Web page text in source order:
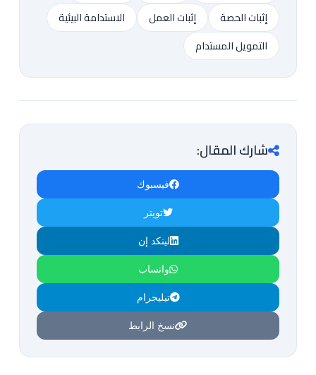
إثبات الحصة إثبات العمل
الاستدامة البيئية
التمويل المستدام
شارك المقال:
فيسبوك
تويتر
لينكد إن
واتساب
تيليجرام
نسخ الرابط